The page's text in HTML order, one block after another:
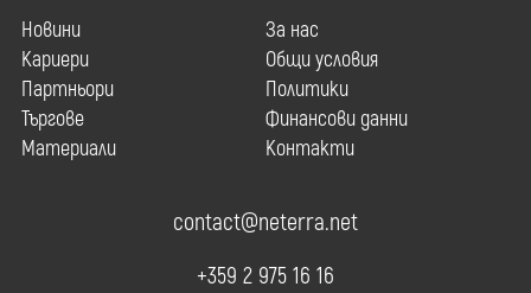
Новини
Кариери
Партньори
Търгове
Материали
За нас
Общи условия
Политики
Финансови данни
Контакти
contact@neterra.net
+359 2 975 16 16